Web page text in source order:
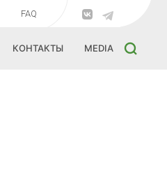
FAQ
КОНТАКТЫ MEDIA